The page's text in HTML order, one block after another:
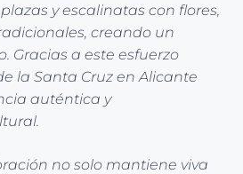
y escalinatas con flores,
creando un
Gracias a este esfuerzo
la Santa Cruz en Alicante
auténtica y
no solo mantiene viva